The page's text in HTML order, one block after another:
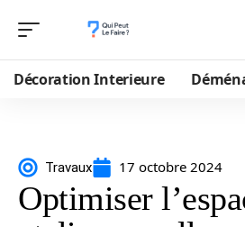
Décoration Interieure
Travaux 17 octobre 2024
Optimiser